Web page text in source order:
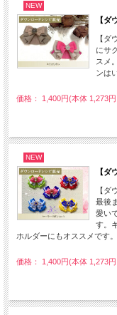
NEW
【ダ
【ダ
にサ
スメ
ンは
価格： 1,400円(本体 1,273
NEW
【ダ
【ダ
最後
愛い
す。
ホルダーにもオススメです
価格： 1,400円(本体 1,273